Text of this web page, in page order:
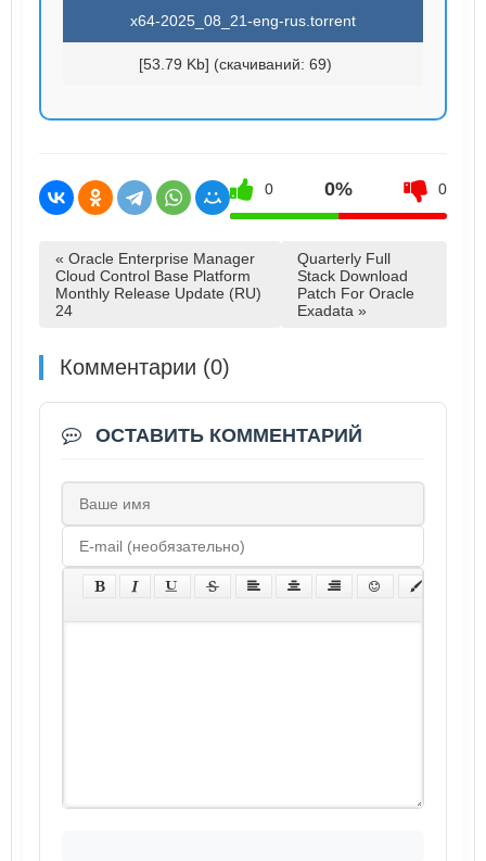
x64-2025_08_21-eng-rus.torrent
[53.79 Kb] (cкачиваний: 69)
0 0% 0
« Oracle Enterprise Manager
Cloud Control Base Platform
Monthly Release Update (RU)
24
Quarterly Full
Stack Download
Patch For Oracle
Exadata »
Комментарии (0)
ОСТАВИТЬ КОММЕНТАРИЙ